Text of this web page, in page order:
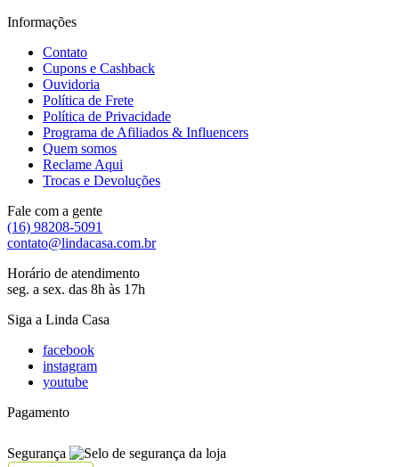
Informações
Contato
Cupons e Cashback
Ouvidoria
Política de Frete
Política de Privacidade
Programa de Afiliados & Influencers
Quem somos
Reclame Aqui
Trocas e Devoluções
Fale com a gente
(16) 98208-5091
contato@lindacasa.com.br
Horário de atendimento
seg. a sex. das 8h às 17h
Siga a Linda Casa
facebook
instagram
youtube
Pagamento
Segurança